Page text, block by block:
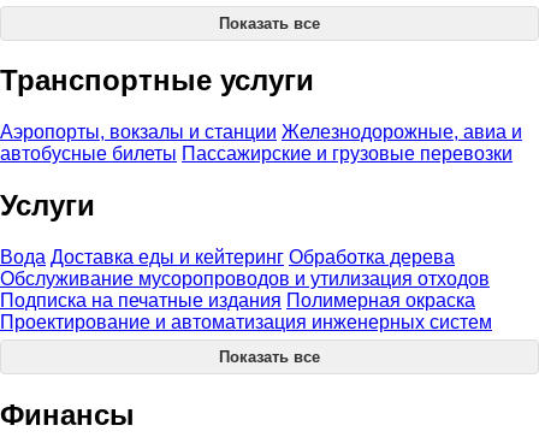
Показать все
Транспортные услуги
Аэропорты, вокзалы и станции Железнодорожные, авиа и
автобусные билеты Пассажирские и грузовые перевозки
Услуги
Вода Доставка еды и кейтеринг Обработка дерева
Обслуживание мусоропроводов и утилизация отходов
Подписка на печатные издания Полимерная окраска
Проектирование и автоматизация инженерных систем
Показать все
Финансы